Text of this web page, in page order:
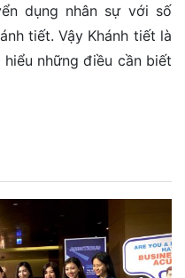
dụng nhân sự với số
tiết. Vậy Khánh tiết là
những điều cần biết